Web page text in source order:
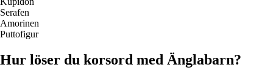
Serafen
Amorinen
Puttofigur
Hur löser du korsord med Änglabarn?